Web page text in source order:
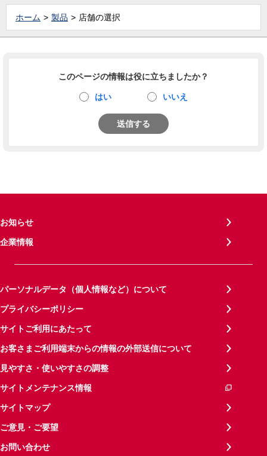
ホーム 製品 店舗の選択
このページの情報は役に立ちましたか？
はい いいえ
送信する
お知らせ
企業情報
パーソナルデータ（個人情報など）について
プライバシーポリシー
サイトご利用にあたって
お客さまご利用端末からの情報の外部送信について
見やすさ・使いやすさの調整
サイトメンテナンス情報
サイトマップ
ご意見・ご要望
お問い合わせ